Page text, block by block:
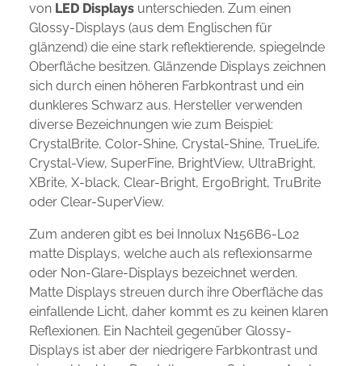
von LED Displays unterschieden. Zum einen
Glossy-Displays (aus dem Englischen für
glänzend) die eine stark reflektierende, spiegelnde
Oberfläche besitzen. Glänzende Displays zeichnen
sich durch einen höheren Farbkontrast und ein
dunkleres Schwarz aus. Hersteller verwenden
diverse Bezeichnungen wie zum Beispiel:
CrystalBrite, Color-Shine, Crystal-Shine, TrueLife,
Crystal-View, SuperFine, BrightView, UltraBright,
XBrite, X-black, Clear-Bright, ErgoBright, TruBrite
oder Clear-SuperView.
Zum anderen gibt es bei Innolux N156B6-L02
matte Displays, welche auch als reflexionsarme
oder Non-Glare-Displays bezeichnet werden.
Matte Displays streuen durch ihre Oberfläche das
einfallende Licht, daher kommt es zu keinen klaren
Reflexionen. Ein Nachteil gegenüber Glossy-
Displays ist aber der niedrigere Farbkontrast und